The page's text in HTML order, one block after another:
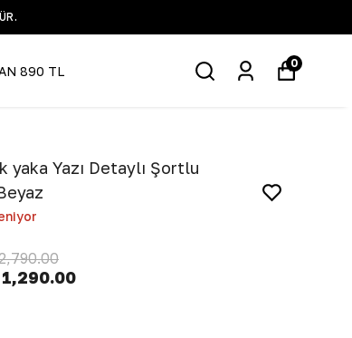
890 TL
0
yaka Yazı Detaylı Şortlu